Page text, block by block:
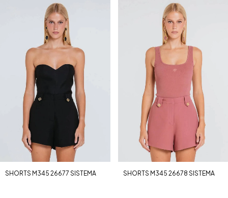
SHORTS M345 26677 SISTEMA SHORTS M345 26678 SISTEMA